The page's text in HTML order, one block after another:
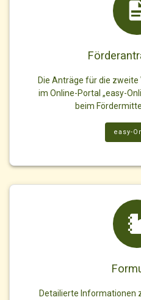
Die Anträge für die
im Online-Portal „easy-
beim
easy-
Detailierte Informationen